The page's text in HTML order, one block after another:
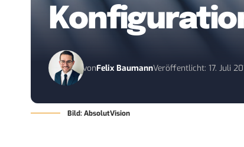
vonFelix BaumannVeröffentlicht: 17. Juli
Bild: AbsolutVision